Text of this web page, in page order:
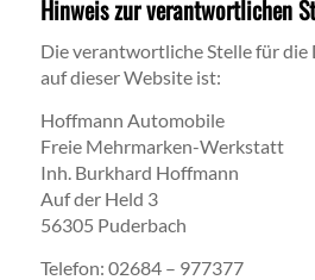
Hinweis zur verantwortlichen
Die verantwortliche Stelle für
auf dieser Website ist:
Hoffmann Automobile
Freie Mehrmarken-Werkstatt
Inh. Burkhard Hoffmann
Auf der Held 3
56305 Puderbach
Telefon: 02684 – 977377